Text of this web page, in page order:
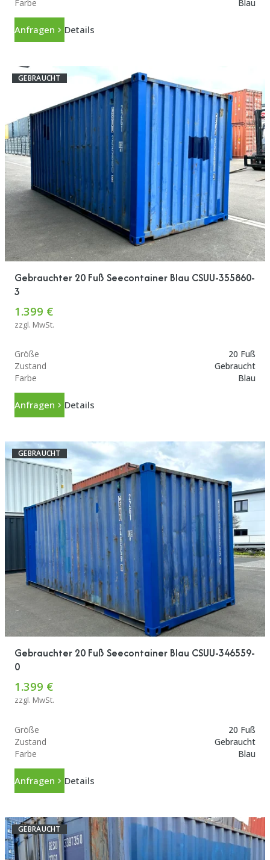
Farbe
Blau
Anfragen Details
GEBRAUCHT
Gebrauchter 20 Fuß Seecontainer Blau CSUU-355860-
3
1.399 €
zzgl. MwSt.
Größe
20 Fuß
Zustand
Gebraucht
Farbe
Blau
Anfragen Details
GEBRAUCHT
Gebrauchter 20 Fuß Seecontainer Blau CSUU-346559-
0
1.399 €
zzgl. MwSt.
Größe
20 Fuß
Zustand
Gebraucht
Farbe
Blau
Anfragen Details
GEBRAUCHT